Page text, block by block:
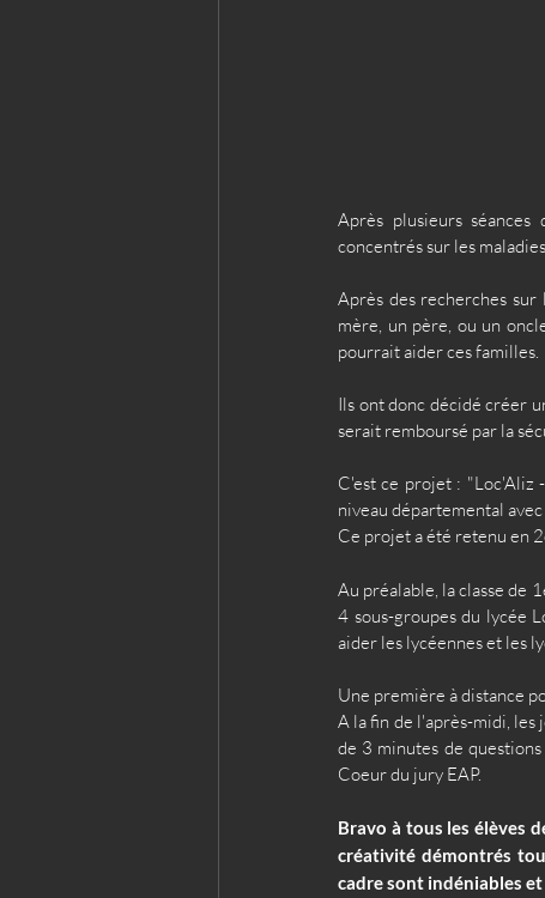
Après plusieurs
concentrés sur les
Après des recherches
mère, un père, ou un
pourrait aider ces familles.
Ils ont donc décidé créer
serait remboursé par la
C'est ce projet : "Loc'Aliz
niveau départemental
Ce projet a été retenu en
Au préalable, la classe de
4 sous-groupes du lycée
aider les lycéennes et les
Une première à distance
A la fin de l'après-midi, les
de 3 minutes de
Coeur du jury EAP.
Bravo à tous les élèves
créativité démontrés
cadre sont indéniables